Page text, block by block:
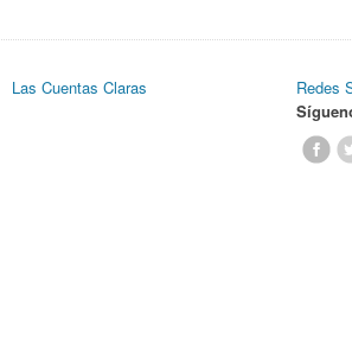
Las Cuentas Claras
Redes